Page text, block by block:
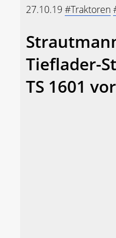
27.10.19 #Traktoren
Tieflader-
TS 1601 vor